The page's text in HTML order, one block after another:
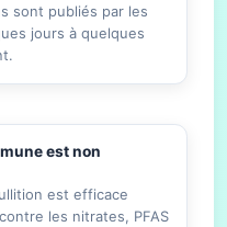
sont publiés par les
jours à quelques
est non
est efficace
les nitrates, PFAS